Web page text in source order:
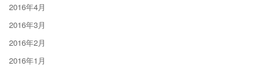
2016年4月
2016年3月
2016年2月
2016年1月